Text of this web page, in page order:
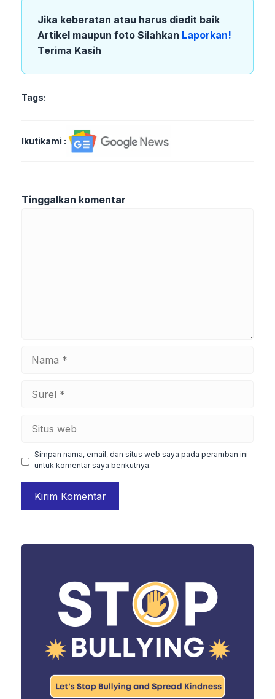
Jika keberatan atau harus diedit baik
Artikel maupun foto Silahkan Laporkan!
Terima Kasih
Tags:
Ikutikami :
Tinggalkan komentar
Simpan nama, email, dan situs web saya pada peramban ini
untuk komentar saya berikutnya.